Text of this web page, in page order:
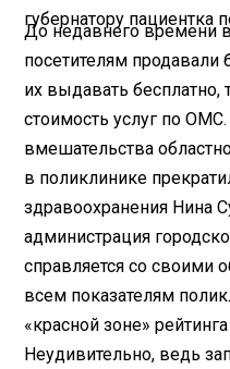
губернатору пациентка
До недавнего времени
посетителям
их выдавать бесплатно,
стоимость услуг по
вмешательства
в поликлинике
здравоохранения Нина
администрация
справляется со своими
всем показателям
«красной зоне»
Неудивительно, ведь